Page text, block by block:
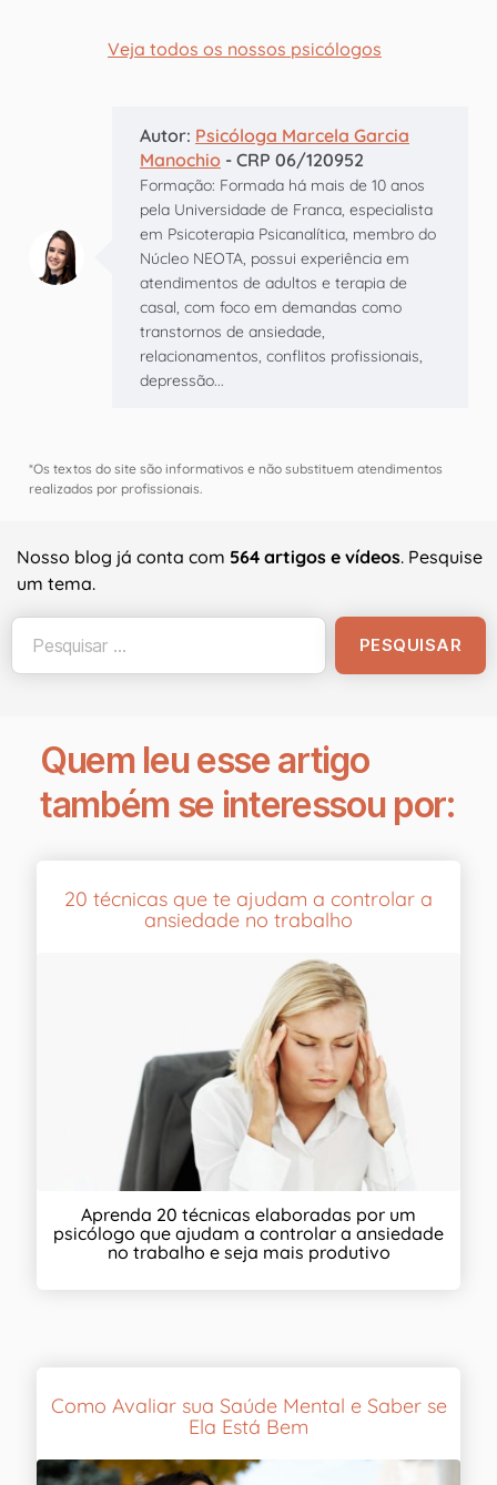
Veja todos os nossos psicólogos
Autor: Psicóloga Marcela Garcia
Manochio - CRP 06/120952
Formação: Formada há mais de 10 anos
pela Universidade de Franca, especialista
em Psicoterapia Psicanalítica, membro do
Núcleo NEOTA, possui experiência em
atendimentos de adultos e terapia de
casal, com foco em demandas como
transtornos de ansiedade,
relacionamentos, conflitos profissionais,
depressão...
*Os textos do site são informativos e não substituem atendimentos
realizados por profissionais.
Nosso blog já conta com 564 artigos e vídeos. Pesquise
um tema.
Quem leu esse artigo
também se interessou por:
20 técnicas que te ajudam a controlar a
ansiedade no trabalho
Aprenda 20 técnicas elaboradas por um
psicólogo que ajudam a controlar a ansiedade
no trabalho e seja mais produtivo
Como Avaliar sua Saúde Mental e Saber se
Ela Está Bem